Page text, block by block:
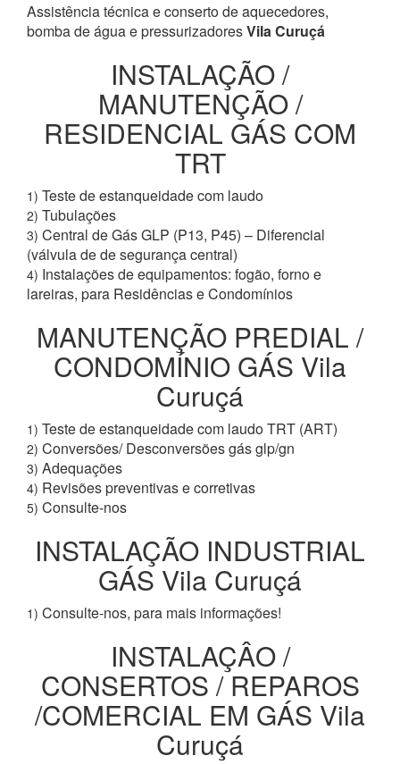
Assistência técnica e conserto de aquecedores,
bomba de água e pressurizadoresVila Curuçá
INSTALAÇÃO /
MANUTENÇÃO /
RESIDENCIAL GÁS COM
TRT
1) Teste de estanqueidade com laudo
2) Tubulações
3) Central de Gás GLP (P13, P45) – Diferencial
(válvula de de segurança central)
4) Instalações de equipamentos: fogão, forno e
lareiras, para Residências e Condomínios
MANUTENÇÃO PREDIAL /
CONDOMÍNIO GÁS Vila
Curuçá
1) Teste de estanqueidade com laudo TRT (ART)
2) Conversões/ Desconversões gás glp/gn
3) Adequações
4) Revisões preventivas e corretivas
5) Consulte-nos
INSTALAÇÃO INDUSTRIAL
GÁS Vila Curuçá
1) Consulte-nos, para mais informações!
INSTALAÇÂO /
CONSERTOS / REPAROS
/COMERCIAL EM GÁS Vila
Curuçá